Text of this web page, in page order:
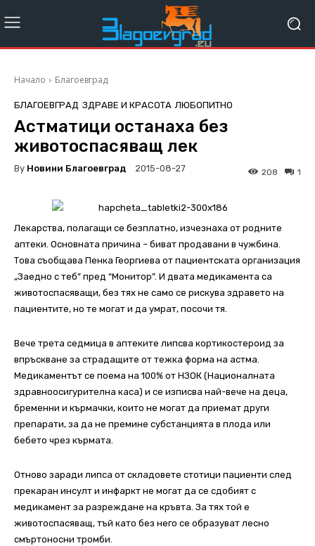
Начало Благоевград
БЛАГОЕВГРАД ЗДРАВЕ И КРАСОТА ЛЮБОПИТНО
Астматици останаха без
животоспасяващ лек
By Новини Благоевград 2015-08-27 1
208
Лекарства, полагащи се безплатно, изчезнаха от родните
аптеки. Основната причина – биват продавани в чужбина.
Това съобщава Пенка Георгиева от пациентската организация
„Заедно с теб” пред “Монитор”. И двата медикамента са
животоспасяващи, без тях не само се рискува здравето на
пациентите, но те могат и да умрат, посочи тя.
Вече трета седмица в аптеките липсва кортикостероид за
впръскване за страдащите от тежка форма на астма.
Медикаментът се поема на 100% от НЗОК (Националната
здравноосигурителна каса) и се изписва най-вече на деца,
бременни и кърмачки, които не могат да приемат други
препарати, за да не премине субстанцията в плода или
бебето чрез кърмата.
Отново заради липса от складовете стотици пациенти след
прекаран инсулт и инфаркт не могат да се сдобият с
медикамент за разреждане на кръвта. За тях той е
животоспасяващ, тъй като без него се образуват лесно
смъртоносни тромби.